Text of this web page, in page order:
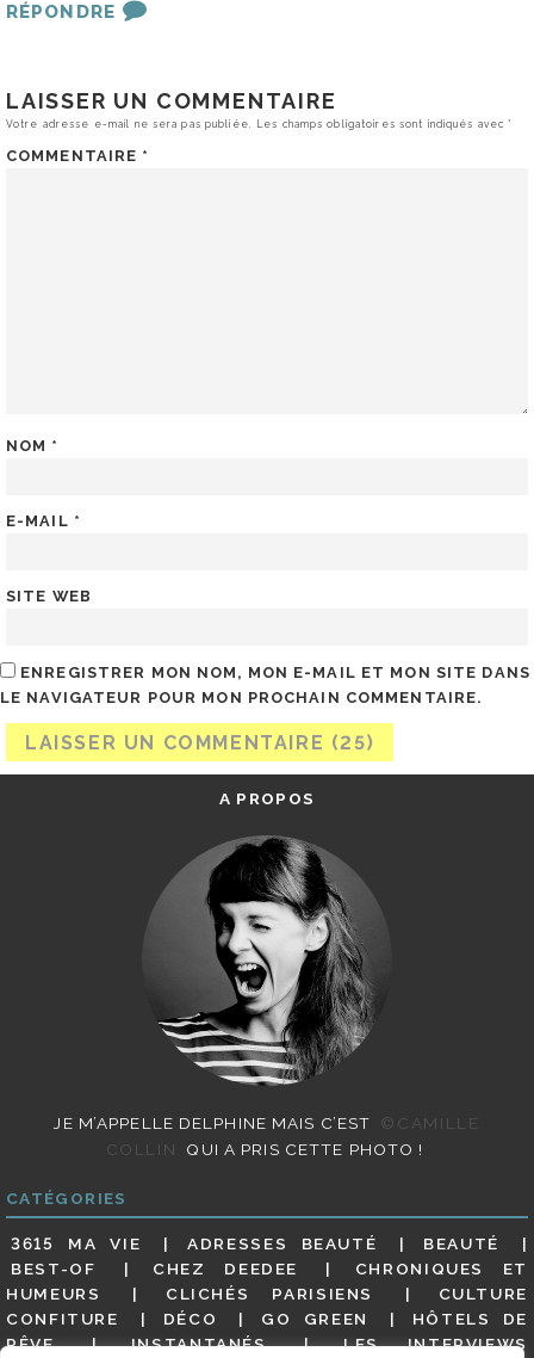
RÉPONDRE
LAISSER UN COMMENTAIRE
Votre adresse e-mail ne sera pas publiée. Les champs obligatoires sont indiqués avec*
COMMENTAIRE *
NOM *
E-MAIL *
SITE WEB
ENREGISTRER MON NOM, MON E-MAIL ET MON SITE DANS
LE NAVIGATEUR POUR MON PROCHAIN COMMENTAIRE.
A PROPOS
JE M’APPELLE DELPHINE MAIS C’EST
©CAMILLE
COLLIN
QUI A PRIS CETTE PHOTO !
CATÉGORIES
3615 MA VIE ADRESSES BEAUTÉ
BEAUTÉ
BEST-OF
CHEZ DEEDEE
CHRONIQUES ET
HUMEURS
CLICHÉS PARISIENS
CULTURE
CONFITURE
DÉCO GO GREEN
HÔTELS DE
RÊVE
INSTANTANÉS LES INTERVIEWS